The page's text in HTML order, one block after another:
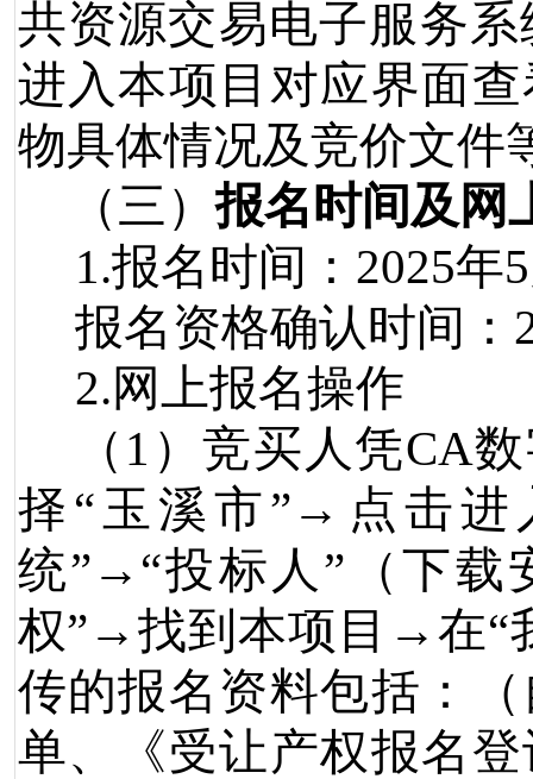
共资源交易电子服务系
进入本项目对应界面
物具体情况及竞价文件
（三）报名时间及网
1.报名时间： 2025年5
报名资格确认时间：
2.网上报名操作
（ 1 ）竞买人凭CA
择 “ 玉溪市”→ 点击进
统”→“投标人 ” （下载
权”→找到本项目 →在“
传的报名资料包括：
单、《受让产权报名